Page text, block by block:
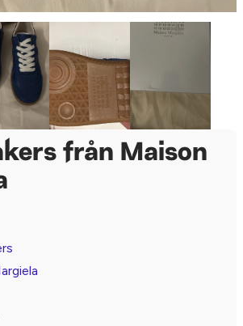
från Maison